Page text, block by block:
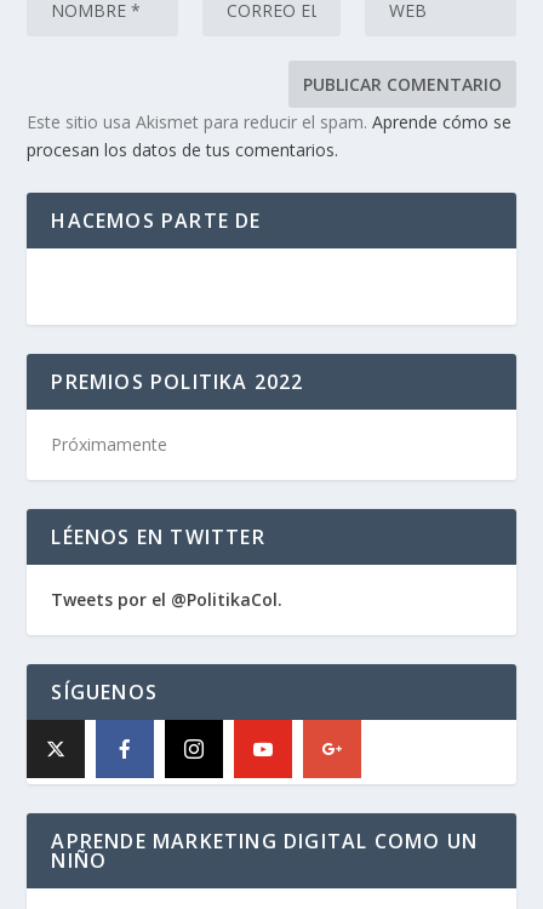
Este sitio usa Akismet para reducir el spam.Aprende cómo se
procesan los datos de tus comentarios.
HACEMOS PARTE DE
PREMIOS POLITIKA 2022
Próximamente
LÉENOS EN TWITTER
Tweets por el @PolitikaCol.
SÍGUENOS
APRENDE MARKETING DIGITAL COMO UN
NIÑO